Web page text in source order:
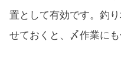
置として有効です。釣
せておくと、〆作業にも